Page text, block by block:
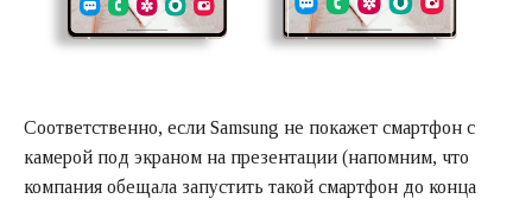
Соответственно, если Samsung не покажет смартфон с
камерой под экраном на презентации (напомним, что
компания обещала запустить такой смартфон до конца